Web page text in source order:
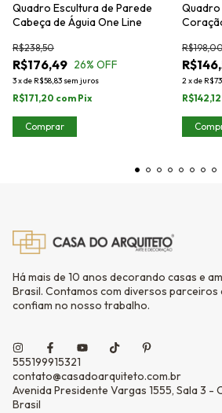
Quadro Escultura de Parede
Cabeça de Águia One Line
R$176,49
R$238,50
26% OFF
3xde R$58,83 sem juros
R$171,20 com Pix
Comprar
Quadro
2xde
R$142,12
Há mais de 10 anos decorando casas e
Brasil. Contamos com diversos parceiros
confiam no nosso trabalho.
555199915321
contato@casadoarquiteto.com.br
Avenida Presidente Vargas 1555, Sala 3 -
Brasil